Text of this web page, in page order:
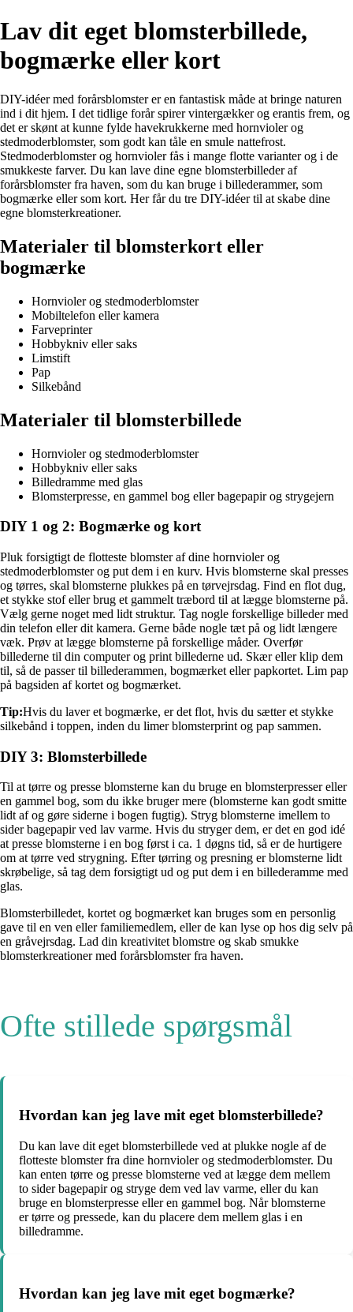
Lav dit eget blomsterbillede,
bogmærke eller kort
DIY-idéer med forårsblomster er en fantastisk måde at bringe naturen
ind i dit hjem. I det tidlige forår spirer vintergækker og erantis frem, og
det er skønt at kunne fylde havekrukkerne med hornvioler og
stedmoderblomster, som godt kan tåle en smule nattefrost.
Stedmoderblomster og hornvioler fås i mange flotte varianter og i de
smukkeste farver. Du kan lave dine egne blomsterbilleder af
forårsblomster fra haven, som du kan bruge i billederammer, som
bogmærke eller som kort. Her får du tre DIY-idéer til at skabe dine
egne blomsterkreationer.
Materialer til blomsterkort eller
bogmærke
Hornvioler og stedmoderblomster
Mobiltelefon eller kamera
Farveprinter
Hobbykniv eller saks
Limstift
Pap
Silkebånd
Materialer til blomsterbillede
Hornvioler og stedmoderblomster
Hobbykniv eller saks
Billedramme med glas
Blomsterpresse, en gammel bog eller bagepapir og strygejern
DIY 1 og 2: Bogmærke og kort
Pluk forsigtigt de flotteste blomster af dine hornvioler og
stedmoderblomster og put dem i en kurv. Hvis blomsterne skal presses
og tørres, skal blomsterne plukkes på en tørvejrsdag. Find en flot dug,
et stykke stof eller brug et gammelt træbord til at lægge blomsterne på.
Vælg gerne noget med lidt struktur. Tag nogle forskellige billeder med
din telefon eller dit kamera. Gerne både nogle tæt på og lidt længere
væk. Prøv at lægge blomsterne på forskellige måder. Overfør
billederne til din computer og print billederne ud. Skær eller klip dem
til, så de passer til billederammen, bogmærket eller papkortet. Lim pap
på bagsiden af kortet og bogmærket.
Tip:Hvis du laver et bogmærke, er det flot, hvis du sætter et stykke
silkebånd i toppen, inden du limer blomsterprint og pap sammen.
DIY 3: Blomsterbillede
Til at tørre og presse blomsterne kan du bruge en blomsterpresser eller
en gammel bog, som du ikke bruger mere (blomsterne kan godt smitte
lidt af og gøre siderne i bogen fugtig). Stryg blomsterne imellem to
sider bagepapir ved lav varme. Hvis du stryger dem, er det en god idé
at presse blomsterne i en bog først i ca. 1 døgns tid, så er de hurtigere
om at tørre ved strygning. Efter tørring og presning er blomsterne lidt
skrøbelige, så tag dem forsigtigt ud og put dem i en billederamme med
glas.
Blomsterbilledet, kortet og bogmærket kan bruges som en personlig
gave til en ven eller familiemedlem, eller de kan lyse op hos dig selv på
en gråvejrsdag. Lad din kreativitet blomstre og skab smukke
blomsterkreationer med forårsblomster fra haven.
Ofte stillede spørgsmål
Hvordan kan jeg lave mit eget blomsterbillede?
Du kan lave dit eget blomsterbillede ved at plukke nogle af de
flotteste blomster fra dine hornvioler og stedmoderblomster. Du
kan enten tørre og presse blomsterne ved at lægge dem mellem
to sider bagepapir og stryge dem ved lav varme, eller du kan
bruge en blomsterpresse eller en gammel bog. Når blomsterne
er tørre og pressede, kan du placere dem mellem glas i en
billedramme.
Hvordan kan jeg lave mit eget bogmærke?